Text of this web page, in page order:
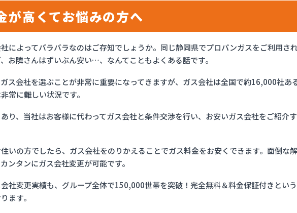
が高くてお悩みの方へ
によってバラバラなのはご存知でしょうか。同じ静岡県でプロパンガスをご利用さ
お隣さんはずいぶん安い…、なんてこともよくある話です。
ス会社を選ぶことが非常に重要になってきますが、ガス会社は全国で約16,000社あ
常に難しい状況です。
り、当社はお客様に代わってガス会社と条件交渉を行い、お安いガス会社をご紹介
いの方でしたら、ガス会社をのりかえることでガス料金をお安くできます。面倒な
ンタンにガス会社変更が可能です。
社変更実績も、グループ全体で150,000世帯を突破！完全無料＆料金保証付きとい
ます。